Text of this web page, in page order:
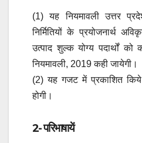
(1) यह नियमावली उत्तर
निर्मितियों के प्रयोजनार्थ
उत्पाद शुल्क योग्य पदार्थों
नियमावली, 2019 कही जायेगी।
(2) यह गजट में प्रकाशित
होगी।
2- परिभाषायें